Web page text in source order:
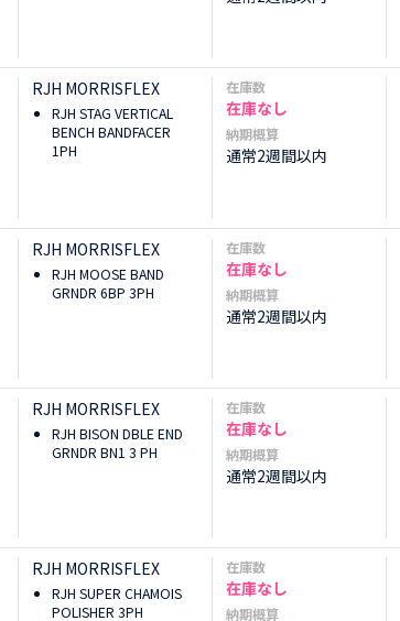
RJH MORRISFLEX
RJH STAG VERTICAL
BENCH BANDFACER
1PH
在庫数
在庫なし
納期概算
通常2週間以内
RJH MORRISFLEX
RJH MOOSE BAND
GRNDR 6BP 3PH
在庫数
在庫なし
納期概算
通常2週間以内
RJH MORRISFLEX
RJH BISON DBLE END
GRNDR BN1 3 PH
在庫数
在庫なし
納期概算
通常2週間以内
RJH MORRISFLEX
RJH SUPER CHAMOIS
POLISHER 3PH
在庫数
在庫なし
納期概算